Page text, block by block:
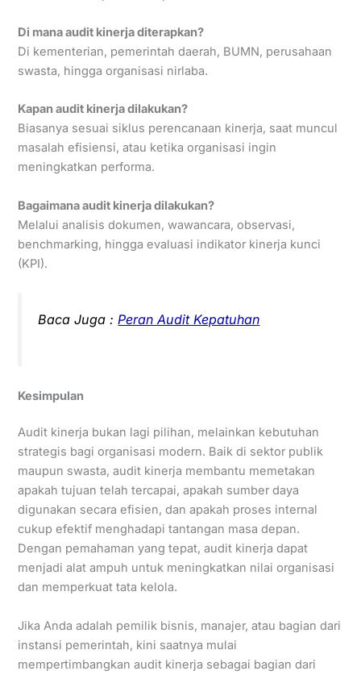
Di mana audit kinerja diterapkan?
Di kementerian, pemerintah daerah, BUMN, perusahaan
swasta, hingga organisasi nirlaba.
Kapan audit kinerja dilakukan?
Biasanya sesuai siklus perencanaan kinerja, saat muncul
masalah efisiensi, atau ketika organisasi ingin
meningkatkan performa.
Bagaimana audit kinerja dilakukan?
Melalui analisis dokumen, wawancara, observasi,
benchmarking, hingga evaluasi indikator kinerja kunci
(KPI).
Baca Juga : Peran Audit Kepatuhan
Kesimpulan
Audit kinerja bukan lagi pilihan, melainkan kebutuhan
strategis bagi organisasi modern. Baik di sektor publik
maupun swasta, audit kinerja membantu memetakan
apakah tujuan telah tercapai, apakah sumber daya
digunakan secara efisien, dan apakah proses internal
cukup efektif menghadapi tantangan masa depan.
Dengan pemahaman yang tepat, audit kinerja dapat
menjadi alat ampuh untuk meningkatkan nilai organisasi
dan memperkuat tata kelola.
Jika Anda adalah pemilik bisnis, manajer, atau bagian dari
instansi pemerintah, kini saatnya mulai
mempertimbangkan audit kinerja sebagai bagian dari